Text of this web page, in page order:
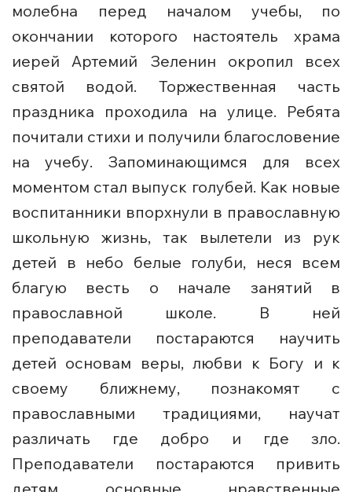
молебна перед началом учебы, по
окончании которого настоятель храма
иерей Артемий Зеленин окропил всех
святой водой. Торжественная часть
праздника проходила на улице. Ребята
почитали стихи и получили благословение
на учебу. Запоминающимся для всех
моментом стал выпуск голубей. Как новые
воспитанники впорхнули в православную
школьную жизнь, так вылетели из рук
детей в небо белые голуби, неся всем
благую весть о начале занятий в
православной школе. В ней
преподаватели постараются научить
детей основам веры, любви к Богу и к
своему ближнему, познакомят с
православными традициями, научат
различать где добро и где зло.
Преподаватели постараются привить